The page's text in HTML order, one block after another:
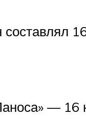
составлял
— 16